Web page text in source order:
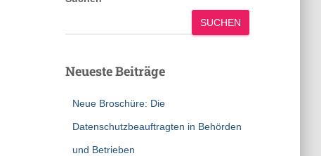
SUCHEN
Neueste Beiträge
Neue Broschüre: Die
Datenschutzbeauftragten in Behörden
und Betrieben